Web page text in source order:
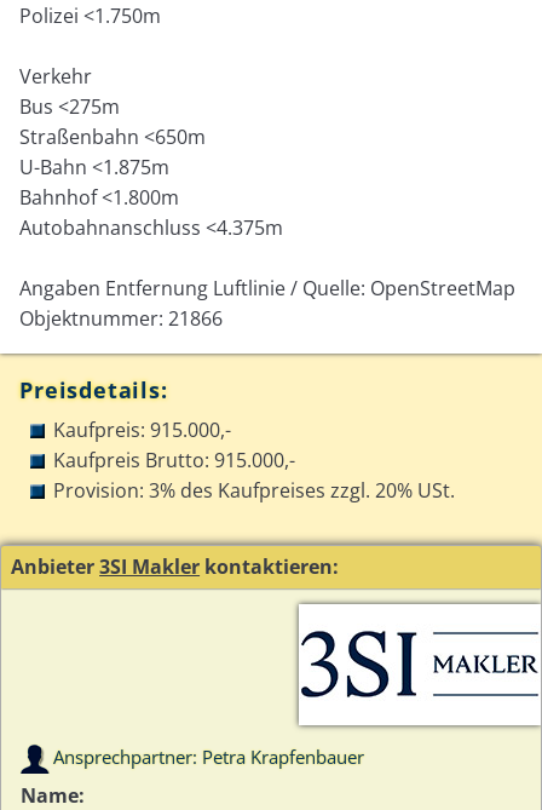
Polizei <1.750m
Verkehr
Bus <275m
Straßenbahn <650m
U-Bahn <1.875m
Bahnhof <1.800m
Autobahnanschluss <4.375m
Angaben Entfernung Luftlinie / Quelle: OpenStreetMap
Objektnummer: 21866
Preisdetails:
Kaufpreis: 915.000,-
Kaufpreis Brutto: 915.000,-
Provision: 3% des Kaufpreises zzgl. 20% USt.
Anbieter3SI Makler kontaktieren:
Ansprechpartner: Petra Krapfenbauer
Name: